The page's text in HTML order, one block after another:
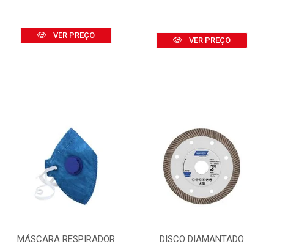
VER PREÇO
VER PREÇO
MÁSCARA RESPIRADOR DISCO DIAMANTADO